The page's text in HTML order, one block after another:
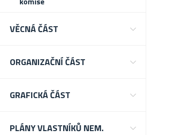
VĚCNÁ ČÁST
ORGANIZAČNÍ ČÁST
GRAFICKÁ ČÁST
PLÁNY VLASTNÍKŮ NEM.